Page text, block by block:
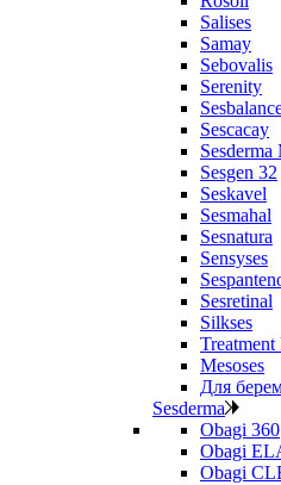
Salises
Samay
Sebovalis
Serenity
Sescacay
Sesderma
Sesgen 32
Seskavel
Sesmahal
Sesnatura
Sensyses
Sesretinal
Silkses
Treatment
Mesoses
Для
Sesderma
Obagi 360
Obagi
Obagi